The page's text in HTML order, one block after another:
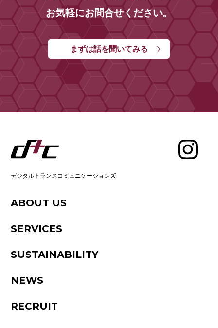
お気軽にお問合せください。
まずは話を聞いてみる
デジタルトランスコミュニケーションズ
ABOUT US
SERVICES
SUSTAINABILITY
NEWS
RECRUIT